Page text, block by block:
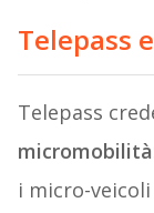
Telepass
Telepass
micromobilità
i micro-